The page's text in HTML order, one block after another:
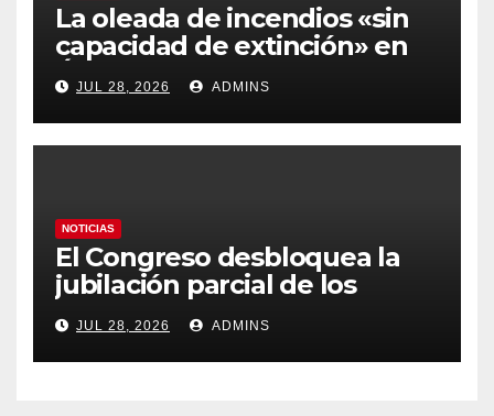
La oleada de incendios «sin
capacidad de extinción» en
Ávila y al oeste de Madrid
obliga a declarar la
emergencia nacional
JUL 28, 2026 ADMINS
NOTICIAS
El Congreso desbloquea la
jubilación parcial de los
trabajadores laborales del
sector público
JUL 28, 2026 ADMINS